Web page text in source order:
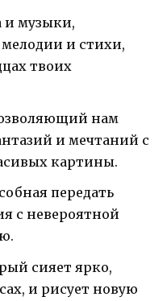
и музыки,
и стихи,
твоих
нам
и мечтаний с
картины.
передать
с невероятной
сияет ярко,
и рисует новую